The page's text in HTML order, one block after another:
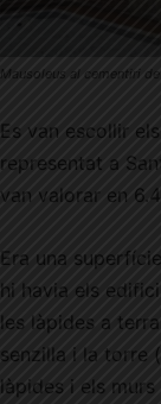
Mausoleus al cementiri
Es van escollir els
representat a
van valorar en
Era una
hi havia els
les làpides a
senzilla i la torre
làpides i els